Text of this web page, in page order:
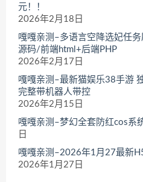
元！！
2026年2月18日
嘎嘎亲测–多语言空降选妃任
源码/前端html+后端PHP
2026年2月17日
嘎嘎亲测–最新猫娱乐38手游
完整带机器人带控
2026年2月15日
嘎嘎亲测–梦幻全套防红cos系
日
嘎嘎亲测–2026年1月27最新
2026年1月27日